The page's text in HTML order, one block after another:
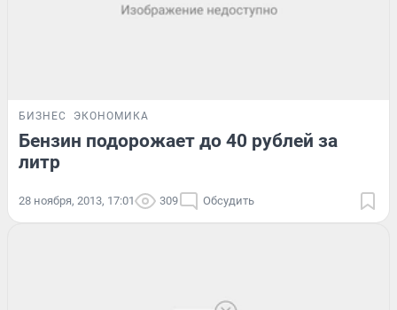
БИЗНЕС ЭКОНОМИКА
Бензин подорожает до 40 рублей за
литр
28 ноября, 2013, 17:01 309 Обсудить